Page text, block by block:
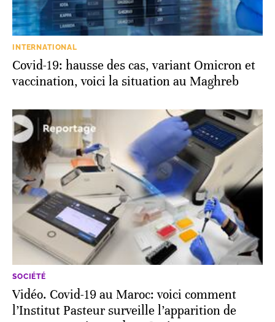
INTERNATIONAL
Covid-19: hausse des cas, variant Omicron et
vaccination, voici la situation au Maghreb
SOCIÉTÉ
Vidéo. Covid-19 au Maroc: voici comment
l’Institut Pasteur surveille l’apparition de